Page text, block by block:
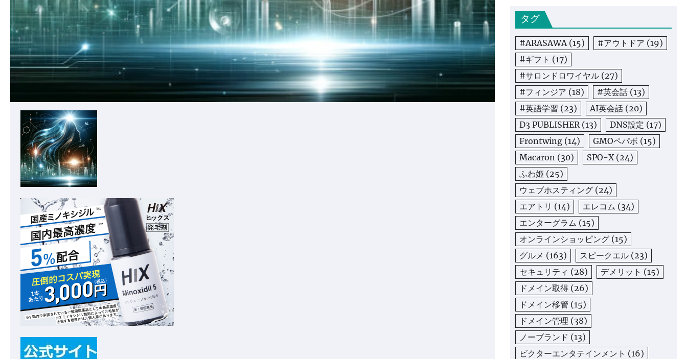
タグ
#ARASAWA(15) #アウトドア (19)
#ギフト (17)
#サロンドロワイヤル (27)
#フィンジア (18) #英会話 (13)
#英語学習 (23) AI英会話 (20)
D3 PUBLISHER(13) DNS設定 (17)
Frontwing (14) GMOペパボ (15)
Macaron (30) SPO-X(24)
ふわ姫 (25)
ウェブホスティング (24)
エアトリ (14) エレコム (34)
エンターグラム (15)
オンラインショッピング (15)
グルメ (163) スピークエル (23)
セキュリティ (28) デメリット (15)
ドメイン取得 (26)
ドメイン移管 (15)
ドメイン管理 (38)
ノーブランド (13)
ビクターエンタテインメント (16)